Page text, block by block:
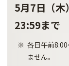
5月7日（木
23:59まで
各日午前
ません。